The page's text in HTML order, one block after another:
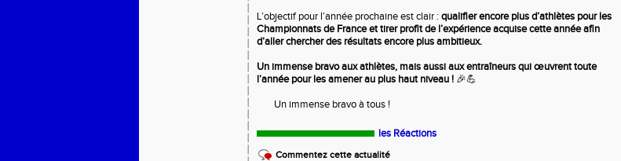
L’objectif pour l’année prochaine est clair : qualifier encore plus d’athlètes pour les
Championnats de France et tirer profit de l’expérience acquise cette année afin
d’aller chercher des résultats encore plus ambitieux.
Un immense bravo aux athlètes, mais aussi aux entraîneurs qui œuvrent toute
l’année pour les amener au plus haut niveau ! 🎉💪
Un immense bravo à tous !
les Réactions
Commentez cette actualité